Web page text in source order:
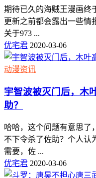
期待已久的海贼王漫画终
更新之前都会露出一些情
关于973 ...
优宅君 2020-03-06
动漫资讯
宇智波被灭门后，木
助？
哈哈，这个问题有意思了
不下令杀了佐助？个人
需要，佐 ...
优宅君 2020-03-06